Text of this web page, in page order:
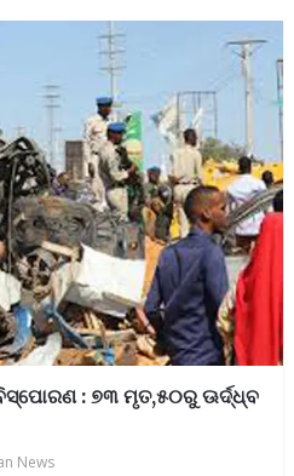
: ୭୩ ମୃତ,୫୦ରୁ ଊର୍ଦ୍ଧ୍ବ
News